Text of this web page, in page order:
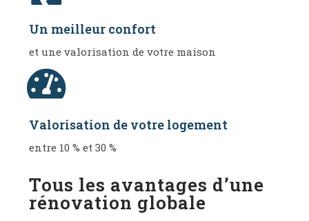
Un meilleur confort
et une valorisation de votre maison
Valorisation de votre logement
entre 10 % et 30 %
Tous les avantages d’une
rénovation globale